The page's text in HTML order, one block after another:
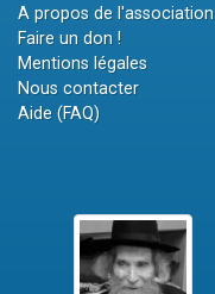
A propos de l'association
Faire un don !
Mentions légales
Nous contacter
Aide (FAQ)